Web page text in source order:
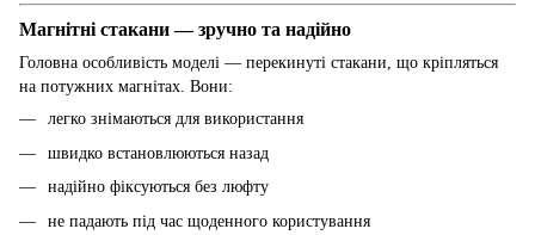
Магнітні стакани — зручно та надійно
Головна особливість моделі — перекинуті стакани, що кріпляться
на потужних магнітах. Вони:
легко знімаються для використання
швидко встановлюються назад
надійно фіксуються без люфту
не падають під час щоденного користування